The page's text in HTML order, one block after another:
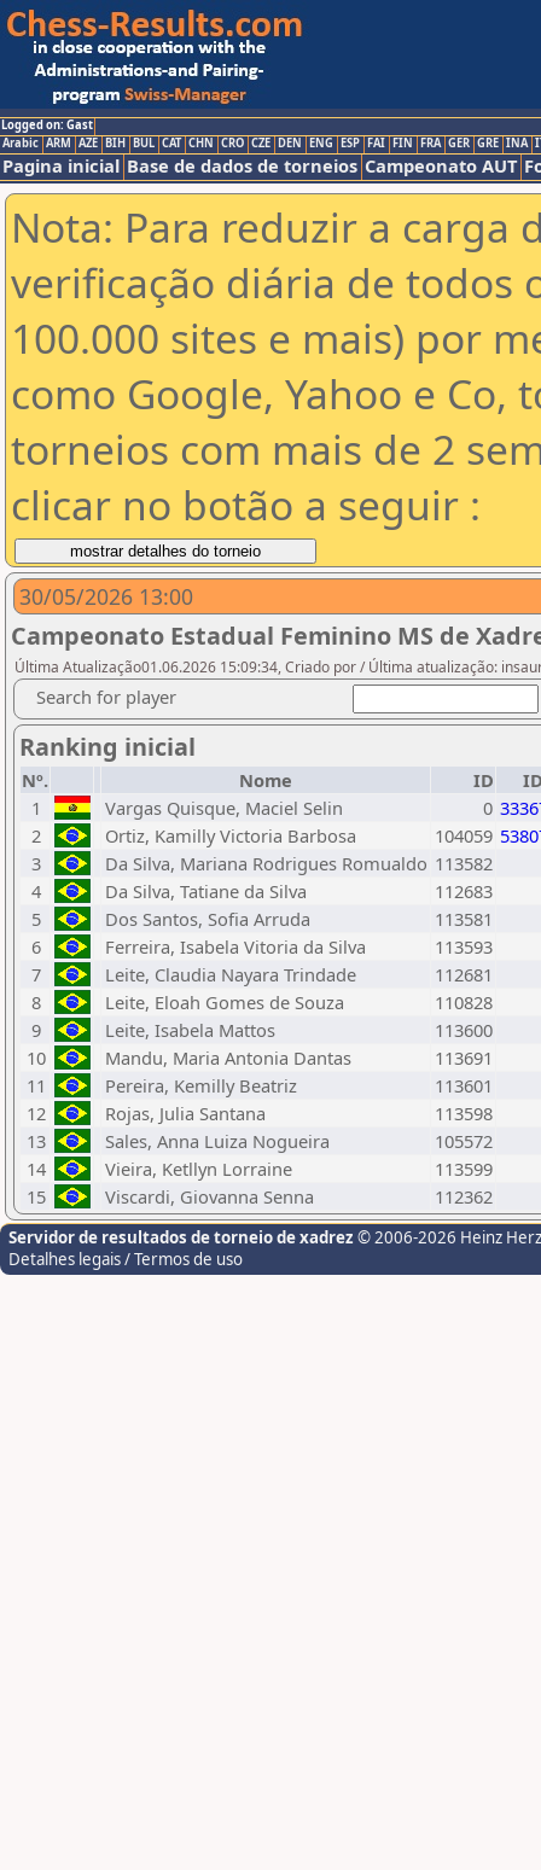
Logged on: Gast
Arabic ARM AZE BIH BUL CAT CHN CRO CZE DEN ENG ESP FAI FIN FRA GER GRE INA
Pagina inicial Base de dados de torneios Campeonato AUT
Nota: Para reduzir a carga
verificação diária de todos
100.000 sites e mais) por
como Google, Yahoo e Co,
torneios com mais de 2
clicar no botão a seguir :
30/05/2026 13:00
Campeonato Estadual Feminino MS de
Última Atualização01.06.2026 15:09:34, Criado por / Última atualização:
Search for player
Ranking inicial
Nº. Nome ID
1
Vargas Quisque, Maciel Selin 0
2
Ortiz, Kamilly Victoria Barbosa 104059
3
Da Silva, Mariana Rodrigues Romualdo 113582
4
Da Silva, Tatiane da Silva
112683
5
Dos Santos, Sofia Arruda
113581
6
Ferreira, Isabela Vitoria da Silva
113593
7
Leite, Claudia Nayara Trindade
112681
8
Leite, Eloah Gomes de Souza
110828
9
Leite, Isabela Mattos
113600
10
Mandu, Maria Antonia Dantas
113691
11
Pereira, Kemilly Beatriz
113601
12
Rojas, Julia Santana
113598
13
Sales, Anna Luiza Nogueira
105572
14
Vieira, Ketllyn Lorraine
113599
15
Viscardi, Giovanna Senna 112362
Servidor de resultados de torneio de xadrez © 2006-2026 Heinz
Detalhes legais / Termos de uso